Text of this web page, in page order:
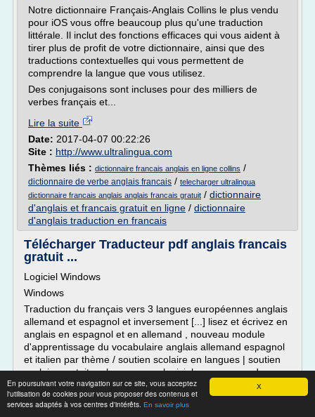
X
En poursuivant votre navigation sur ce site, vous acceptez
l'utilisation de cookies pour vous proposer des contenus et
services adaptés à vos centres d'intérêts. En savoir plus
Notre dictionnaire Français-Anglais Collins le plus vendu
pour iOS vous offre beaucoup plus qu'une traduction
littérale. Il inclut des fonctions efficaces qui vous aident à
tirer plus de profit de votre dictionnaire, ainsi que des
traductions contextuelles qui vous permettent de
comprendre la langue que vous utilisez.
Des conjugaisons sont incluses pour des milliers de
verbes français et...
Lire la suite
Date: 2017-04-07 00:22:26
Site : http://www.ultralingua.com
Thèmes liés : dictionnaire francais anglais en ligne collins /
dictionnaire de verbe anglais francais / telecharger ultralingua
dictionnaire francais anglais anglais francais gratuit / dictionnaire
d'anglais et francais gratuit en ligne / dictionnaire
d'anglais traduction en francais
Télécharger Traducteur pdf anglais francais
gratuit ...
Logiciel Windows
Windows
Traduction du français vers 3 langues européennes anglais
allemand et espagnol et inversement [...] lisez et écrivez en
anglais en espagnol et en allemand , nouveau module
d'apprentissage du vocabulaire anglais allemand espagnol
et italien par thème / soutien scolaire en langues | soutien
scolaire gratuit en langues ; ce logiciel se compose de...
Lire la suite